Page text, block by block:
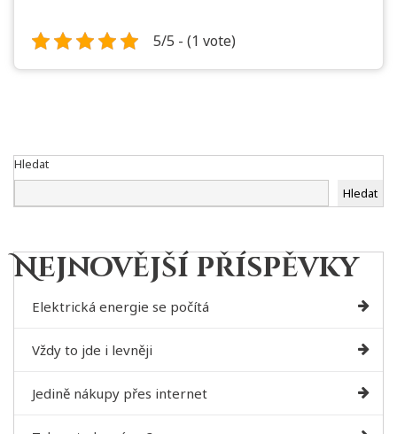
5/5 - (1 vote)
Hledat
Hledat
Nejnovější příspěvky
Elektrická energie se počítá
Vždy to jde i levněji
Jedině nákupy přes internet